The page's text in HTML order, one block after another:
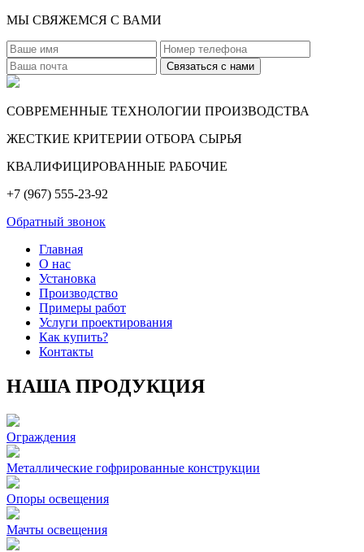
МЫ СВЯЖЕМСЯ С ВАМИ
СОВРЕМЕННЫЕ ТЕХНОЛОГИИ ПРОИЗВОДСТВА
ЖЕСТКИЕ КРИТЕРИИ ОТБОРА СЫРЬЯ
КВАЛИФИЦИРОВАННЫЕ РАБОЧИЕ
+7 (967) 555-23-92
Обратный звонок
Главная
О нас
Установка
Производство
Примеры работ
Услуги проектирования
Как купить?
Контакты
НАША ПРОДУКЦИЯ
Ограждения
Металлические гофрированные конструкции
Опоры освещения
Мачты освещения